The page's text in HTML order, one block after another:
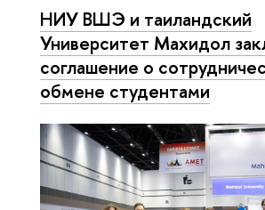
НИУ ВШЭ и таиландский
Университет Махидол
соглашение о
обмене студентами